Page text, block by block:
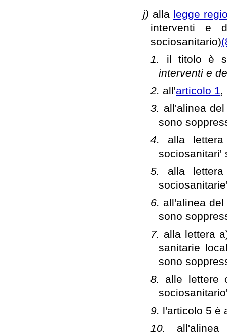
j) alla legge
interventi e
sociosanitario)
1. il titolo è
interventi e
2. all'articolo 1,
3. all'alinea
sono
4. alla
sociosanitari'
5. alla
6. all'alinea del
sono
7. alla lettera
sanitarie
sono
8. alle
9. l'articolo 5 è
10.